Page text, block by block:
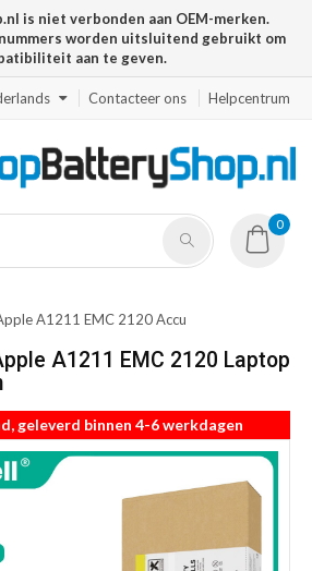
is niet verbonden aan OEM-merken.
worden uitsluitend gebruikt om
aan te geven.
Contacteer ons Helpcentrum
0
A1211 EMC 2120 Accu
A1211 EMC 2120 Laptop
geleverd binnen 4-6 werkdagen